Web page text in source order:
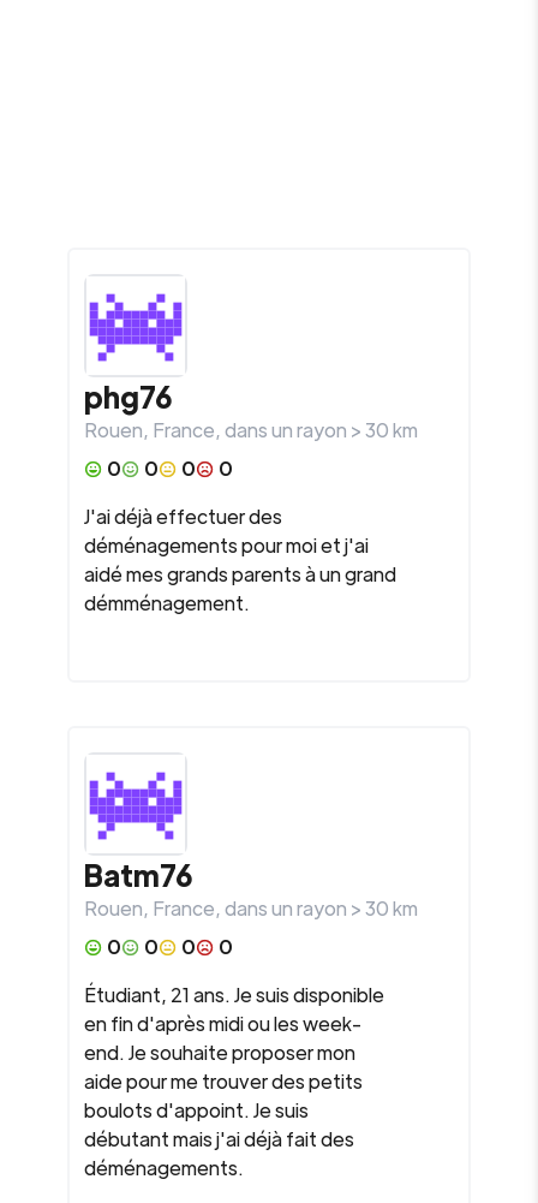
phg76
Rouen, France, dans un rayon >30km
0
0 0
0
J'ai déjà effectuer des
déménagements pour moi et j'ai
aidé mes grands parents à un grand
démménagement.
Batm76
Rouen, France, dans un rayon >30km
0
0 0
0
Étudiant, 21 ans. Je suis disponible
en fin d'après midi ou les week-
end. Je souhaite proposer mon
aide pour me trouver des petits
boulots d'appoint. Je suis
débutant mais j'ai déjà fait des
déménagements.